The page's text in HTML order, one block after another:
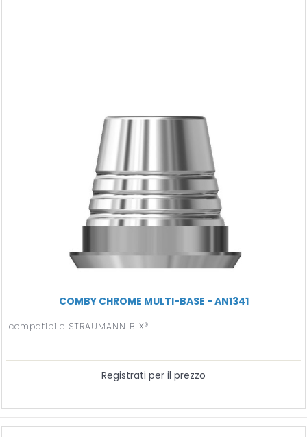
COMBY CHROME MULTI-BASE - AN1341
compatibile STRAUMANN BLX®
Registrati per il prezzo